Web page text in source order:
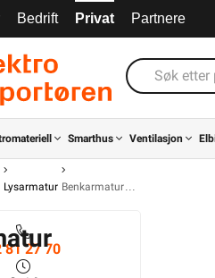
Bedrift Privat Partnere
Smarthus Ventilasjon
Lysarmatur Benkarmatur
81 27 70